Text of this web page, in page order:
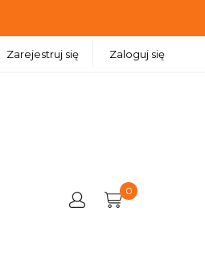
Zarejestruj się Zaloguj się
0